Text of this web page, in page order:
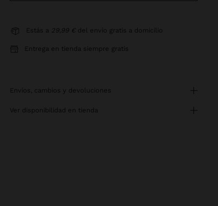
Estás a 29,99 € del envío gratis a domicilio
Entrega en tienda siempre gratis
envíos, cambios y devoluciones
ver disponibilidad en tienda